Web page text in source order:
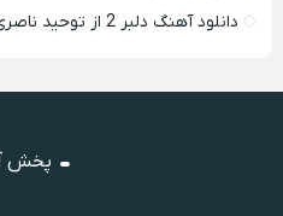
دانلود آهنگ دلبر 2 از توحید ناصری
پخش